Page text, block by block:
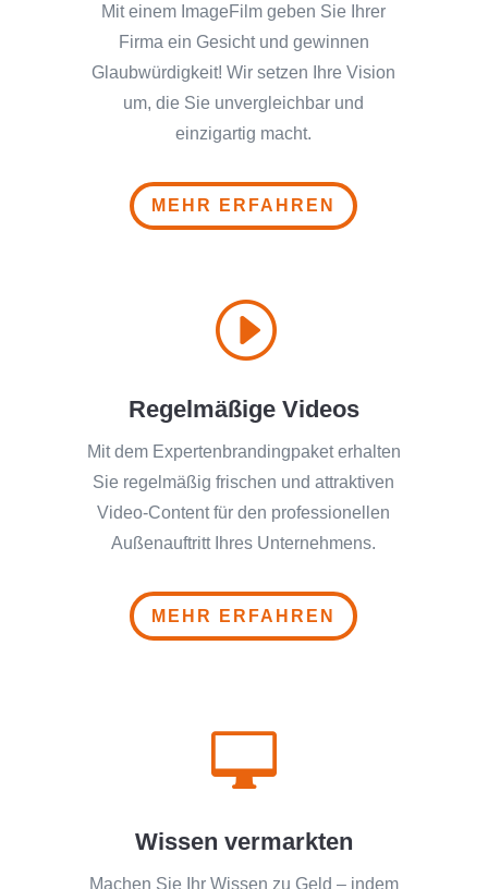
Mit einem ImageFilm geben Sie Ihrer
Firma ein Gesicht und gewinnen
Glaubwürdigkeit! Wir setzen Ihre Vision
um, die Sie unvergleichbar und
einzigartig macht.
MEHR ERFAHREN
I
Regelmäßige Videos
Mit dem Experten­branding­paket erhalten
Sie regelmäßig frischen und attraktiven
Video-Content für den professionellen
Außenauftritt Ihres Unternehmens.
MEHR ERFAHREN

Wissen vermarkten
Machen Sie Ihr Wissen zu Geld – indem